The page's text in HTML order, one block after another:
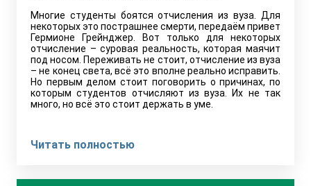
Многие студенты боятся отчисления из вуза. Для
некоторых это пострашнее смерти, передаём привет
Гермионе Грейнджер. Вот только для некоторых
отчисление – суровая реальность, которая маячит
под носом. Переживать не стоит, отчисление из вуза
– не конец света, всё это вполне реально исправить.
Но первым делом стоит поговорить о причинах, по
которым студентов отчисляют из вуза. Их не так
много, но всё это стоит держать в уме.
Читать полностью